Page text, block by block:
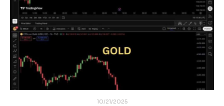
10/21/2025